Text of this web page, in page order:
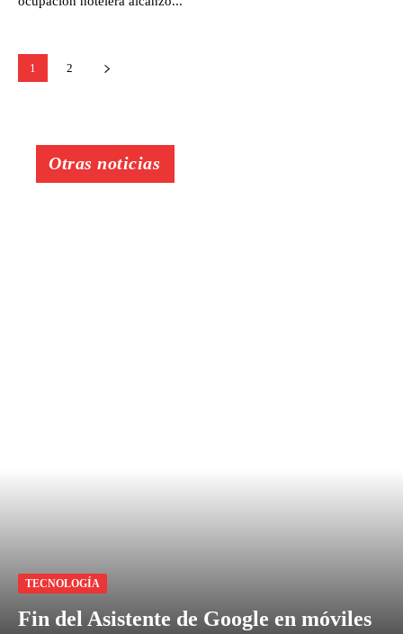
1 2
Otras noticias
TECNOLOGÍA
Fin del Asistente de Google en móviles